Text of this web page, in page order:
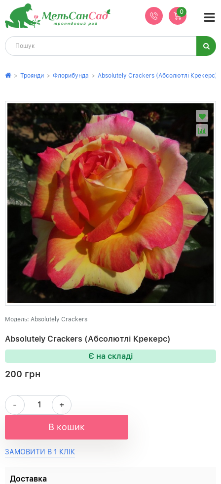
0
> Троянди > Флорибунда > Absolutely Crackers (Абсолютлі Крекерс)
Модель: Absolutely Crackers
Absolutely Crackers (Абсолютлі Крекерс)
Є на складі
200 грн
В кошик
ЗАМОВИТИ В 1 КЛІК
- +
Доставка